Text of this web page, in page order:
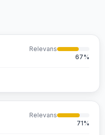
Relevans
67%
Relevans
71%